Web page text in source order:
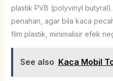
plastik PVB (polyvinyl
penahan, agar bila kaca
film plastik, minimalisir efek
See also Kaca Mobil